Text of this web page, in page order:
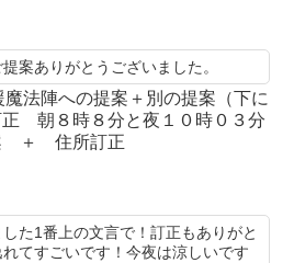
案ありがとうございました。
法陣への提案＋別の提案（下に
朝８時８分と夜１０時０３分
＋ 住所訂正
た1番上の文言で！訂正もありがと
てすごいです！今夜は涼しいです